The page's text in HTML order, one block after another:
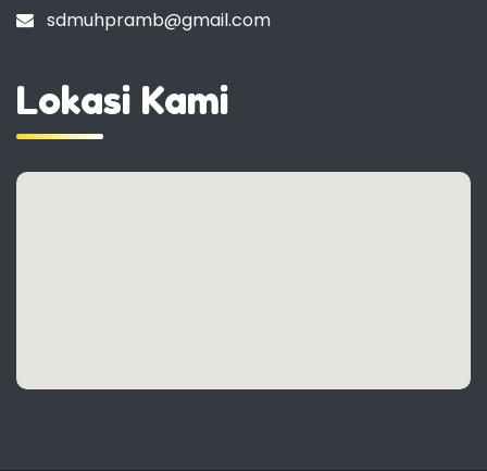
sdmuhpramb@gmail.com
Lokasi Kami